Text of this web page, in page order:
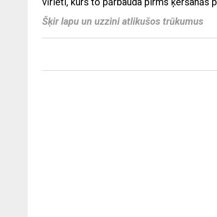
Šķir lapu un uzzini atlikušos trūkumus